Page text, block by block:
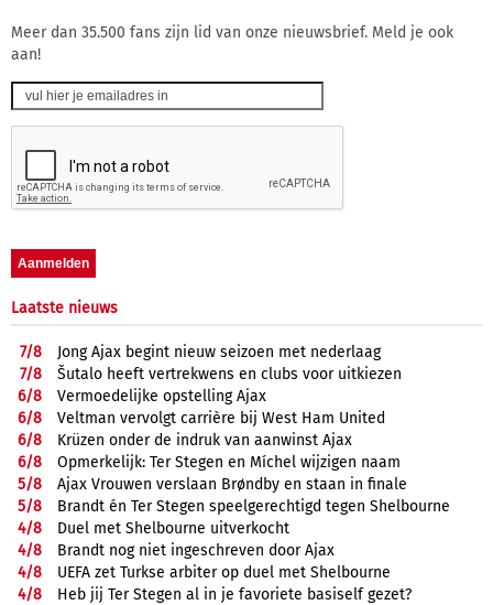
Meer dan 35.500 fans zijn lid van onze nieuwsbrief. Meld je ook
aan!
Laatste nieuws
7/8
Jong Ajax begint nieuw seizoen met nederlaag
7/8
Šutalo heeft vertrekwens en clubs voor uitkiezen
6/8
Vermoedelijke opstelling Ajax
6/8
Veltman vervolgt carrière bij West Ham United
6/8
Krüzen onder de indruk van aanwinst Ajax
6/8
Opmerkelijk: Ter Stegen en Míchel wijzigen naam
5/8
Ajax Vrouwen verslaan Brøndby en staan in finale
5/8
Brandt én Ter Stegen speelgerechtigd tegen Shelbourne
4/8
Duel met Shelbourne uitverkocht
4/8
Brandt nog niet ingeschreven door Ajax
4/8
UEFA zet Turkse arbiter op duel met Shelbourne
4/8
Heb jij Ter Stegen al in je favoriete basiself gezet?